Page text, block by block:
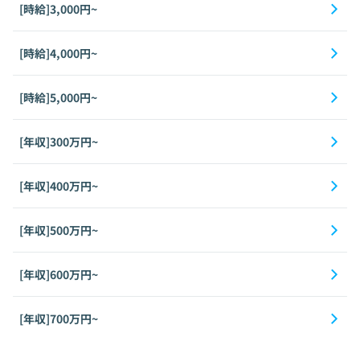
[時給]3,000円~
[時給]4,000円~
[時給]5,000円~
[年収]300万円~
[年収]400万円~
[年収]500万円~
[年収]600万円~
[年収]700万円~